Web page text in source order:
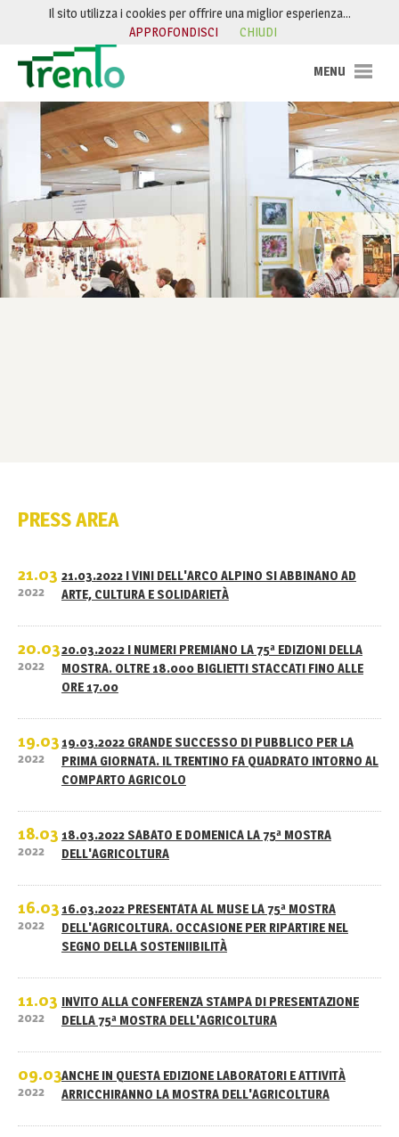
Salta al contenuto
PRESS AREA
21.03
2022
21.03.2022 I VINI DELL'ARCO ALPINO SI ABBINANO AD
ARTE, CULTURA E SOLIDARIETÀ
20.03
2022
20.03.2022 I NUMERI PREMIANO LA 75ª EDIZIONI DELLA
MOSTRA. OLTRE 18.000 BIGLIETTI STACCATI FINO ALLE
ORE 17.00
19.03
2022
19.03.2022 GRANDE SUCCESSO DI PUBBLICO PER LA
PRIMA GIORNATA. IL TRENTINO FA QUADRATO INTORNO AL
COMPARTO AGRICOLO
18.03
2022
18.03.2022 SABATO E DOMENICA LA 75ª MOSTRA
DELL'AGRICOLTURA
16.03
2022
16.03.2022 PRESENTATA AL MUSE LA 75ª MOSTRA
DELL'AGRICOLTURA. OCCASIONE PER RIPARTIRE NEL
SEGNO DELLA SOSTENIIBILITÀ
11.03
2022
INVITO ALLA CONFERENZA STAMPA DI PRESENTAZIONE
DELLA 75ª MOSTRA DELL'AGRICOLTURA
09.03
2022
ANCHE IN QUESTA EDIZIONE LABORATORI E ATTIVITÀ
ARRICCHIRANNO LA MOSTRA DELL'AGRICOLTURA
Il sito utilizza i cookies per offrire una miglior esperienza…
APPROFONDISCI
CHIUDI